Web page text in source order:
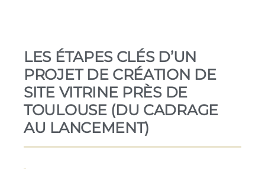
LES ÉTAPES CLÉS D’UN
PROJET DE CRÉATION DE
SITE VITRINE PRÈS DE
TOULOUSE (DU CADRAGE
AU LANCEMENT)